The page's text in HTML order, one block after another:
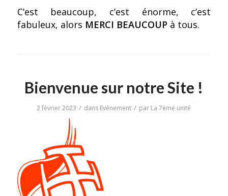
C’est beaucoup, c’est énorme, c’est
fabuleux, alors MERCI BEAUCOUP à tous.
Bienvenue sur notre Site !
2 février 2023 / dans Evénement / par La 7ème unité